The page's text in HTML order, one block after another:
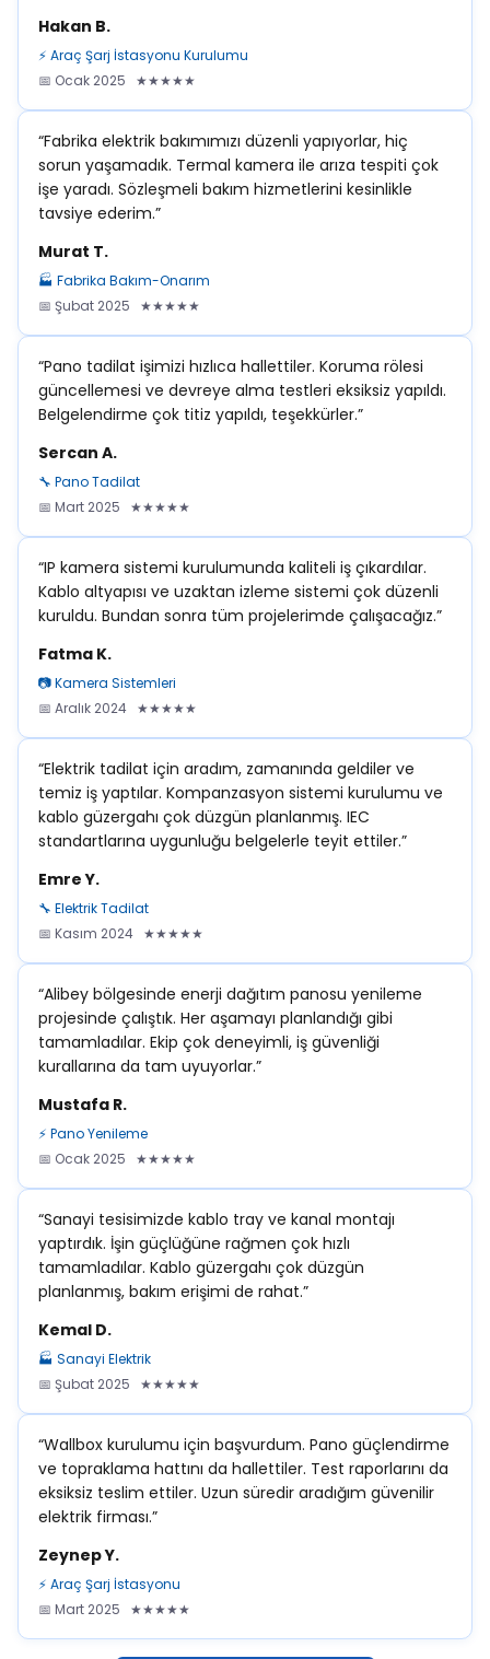
Hakan B.
⚡ Araç Şarj İstasyonu Kurulumu
📅 Ocak 2025 ★★★★★
“Fabrika elektrik bakımımızı düzenli yapıyorlar, hiç
sorun yaşamadık. Termal kamera ile arıza tespiti çok
işe yaradı. Sözleşmeli bakım hizmetlerini kesinlikle
tavsiye ederim.”
Murat T.
🏭 Fabrika Bakım-Onarım
📅 Şubat 2025 ★★★★★
“Pano tadilat işimizi hızlıca hallettiler. Koruma rölesi
güncellemesi ve devreye alma testleri eksiksiz yapıldı.
Belgelendirme çok titiz yapıldı, teşekkürler.”
Sercan A.
🔧 Pano Tadilat
📅 Mart 2025 ★★★★★
“IP kamera sistemi kurulumunda kaliteli iş çıkardılar.
Kablo altyapısı ve uzaktan izleme sistemi çok düzenli
kuruldu. Bundan sonra tüm projelerimde çalışacağız.”
Fatma K.
📷 Kamera Sistemleri
📅 Aralık 2024 ★★★★★
“Elektrik tadilat için aradım, zamanında geldiler ve
temiz iş yaptılar. Kompanzasyon sistemi kurulumu ve
kablo güzergahı çok düzgün planlanmış. IEC
standartlarına uygunluğu belgelerle teyit ettiler.”
Emre Y.
🔧 Elektrik Tadilat
📅 Kasım 2024 ★★★★★
“Alibey bölgesinde enerji dağıtım panosu yenileme
projesinde çalıştık. Her aşamayı planlandığı gibi
tamamladılar. Ekip çok deneyimli, iş güvenliği
kurallarına da tam uyuyorlar.”
Mustafa R.
⚡ Pano Yenileme
📅 Ocak 2025 ★★★★★
“Sanayi tesisimizde kablo tray ve kanal montajı
yaptırdık. İşin güçlüğüne rağmen çok hızlı
tamamladılar. Kablo güzergahı çok düzgün
planlanmış, bakım erişimi de rahat.”
Kemal D.
🏭 Sanayi Elektrik
📅 Şubat 2025 ★★★★★
“Wallbox kurulumu için başvurdum. Pano güçlendirme
ve topraklama hattını da hallettiler. Test raporlarını da
eksiksiz teslim ettiler. Uzun süredir aradığım güvenilir
elektrik firması.”
Zeynep Y.
⚡ Araç Şarj İstasyonu
📅 Mart 2025 ★★★★★